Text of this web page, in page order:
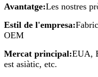
Avantatge:Les nostres
Estil de l'empresa:
OEM
Mercat principal:EUA,
est asiàtic, etc.